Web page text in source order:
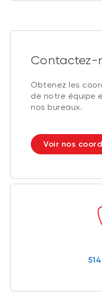
Contactez-
Obtenez les
de notre équipe
nos bureaux.
Voir nos